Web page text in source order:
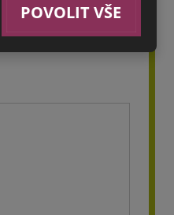
POVOLIT VŠE